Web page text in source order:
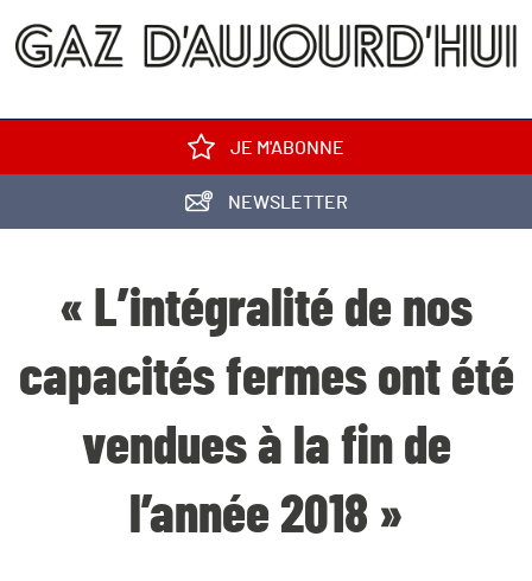
JE M'ABONNE
NEWSLETTER
« L’intégralité de nos
capacités fermes ont été
vendues à la fin de
l’année 2018 »